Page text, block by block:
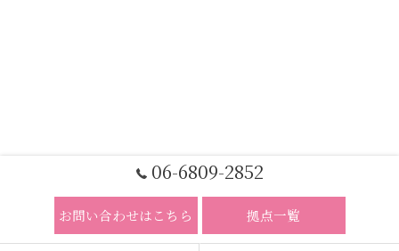
06-6809-2852
お問い合わせはこちら 拠点一覧